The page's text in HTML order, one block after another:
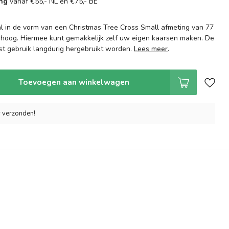
in de vorm van een Christmas Tree Cross Small afmeting van 77
Hiermee kunt gemakkelijk zelf uw eigen kaarsen maken. De
gebruik langdurig hergebruikt worden.Lees meer.
Toevoegen aan winkelwagen